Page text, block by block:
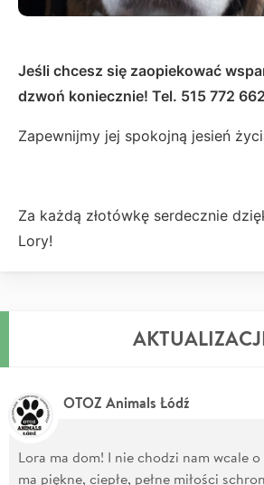
Jeśli chcesz się zaopiekować
dzwoń koniecznie! Tel. 515 772 662
Zapewnijmy jej spokojną jesień
Za każdą złotówkę serdecznie
Lory!
OTOZ Animals Łódź
Lora ma dom! I nie chodzi nam wcale o
ma piękne, ciepłe, pełne miłości